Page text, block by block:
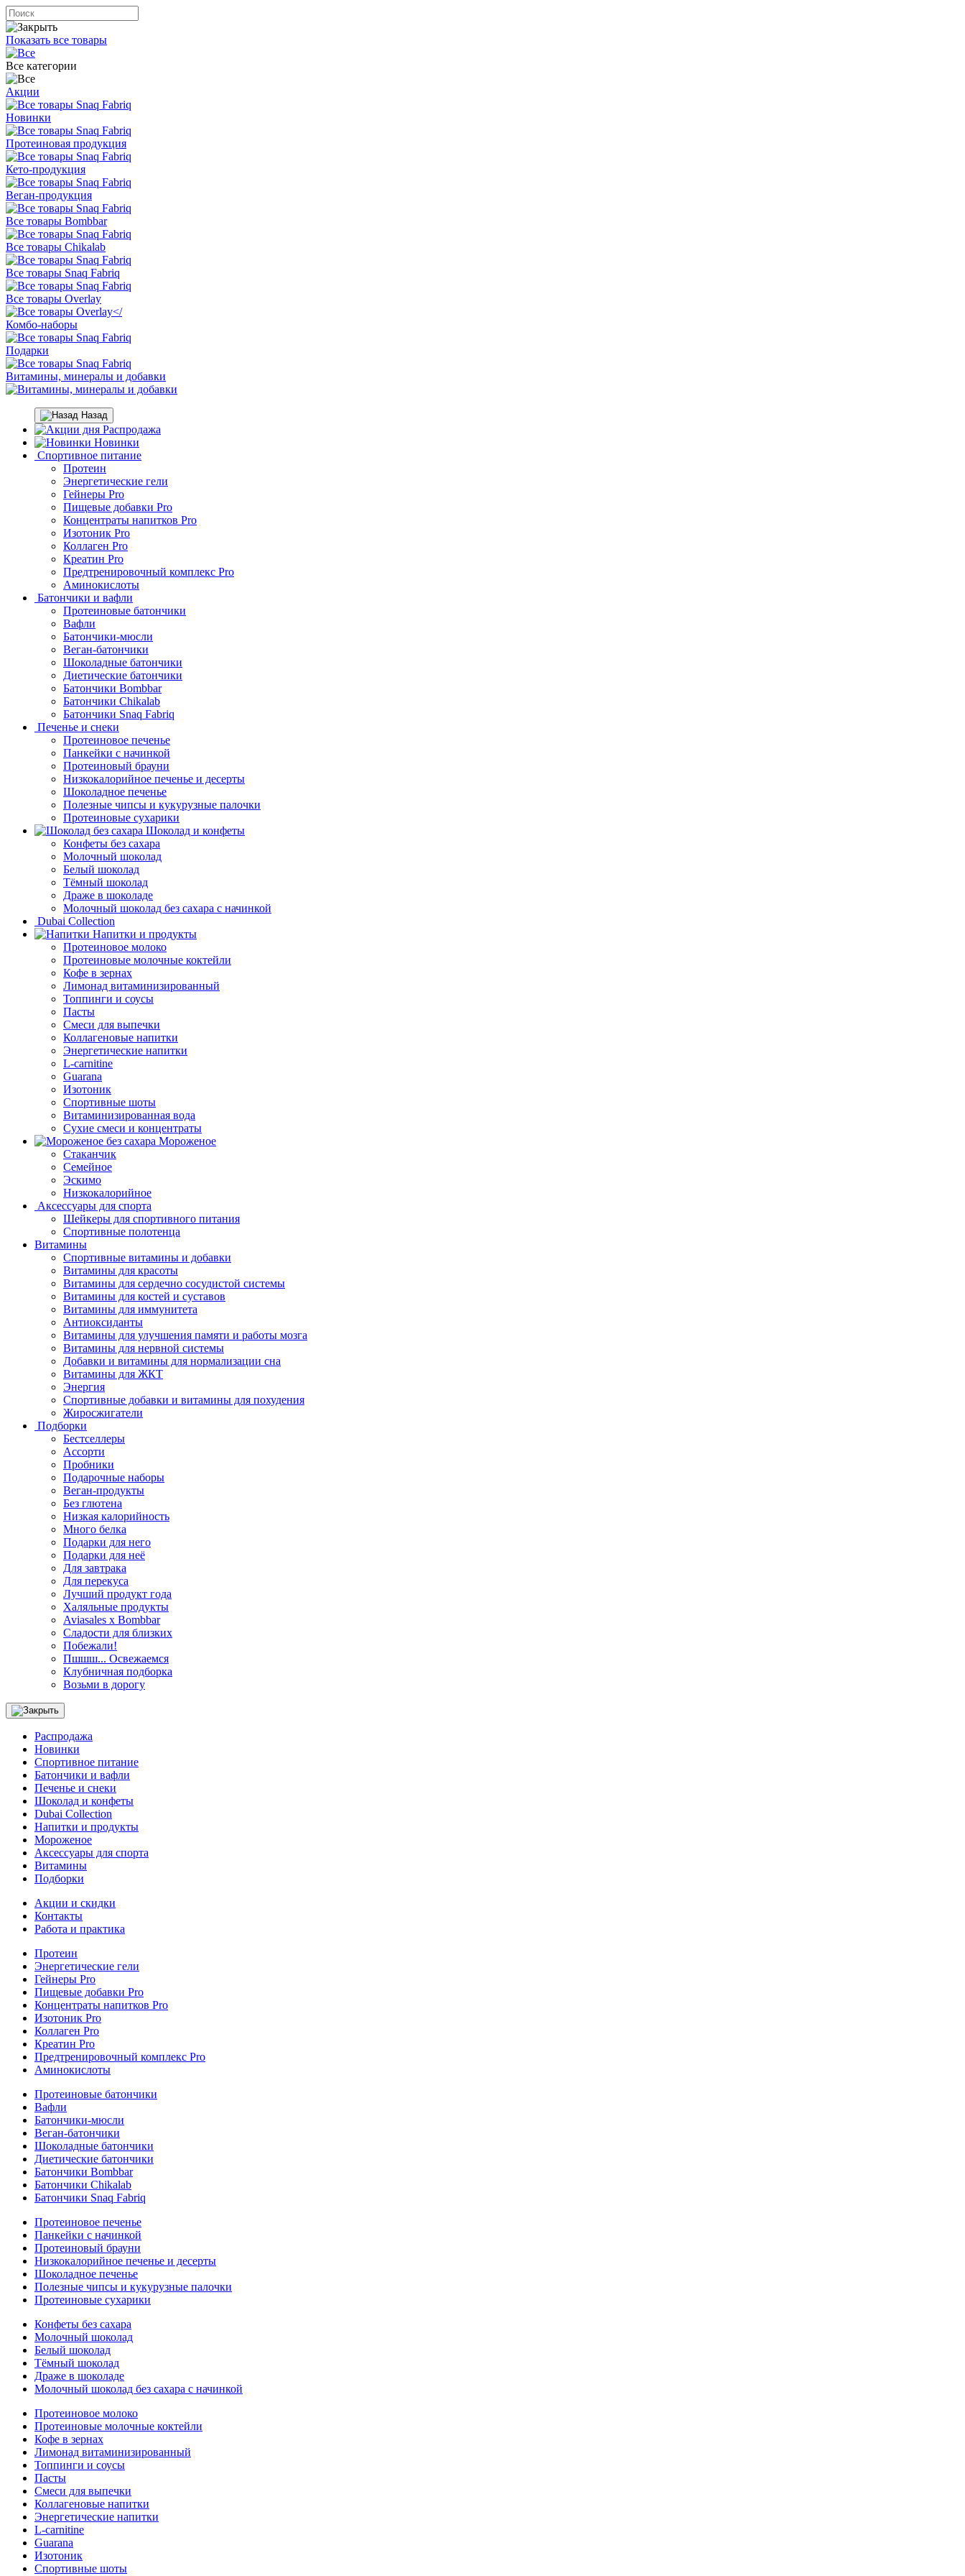
Показать все товары
Все категории
Акции
Новинки
Протеиновая продукция
Кето-продукция
Веган-продукция
Все товары Bombbar
Все товары Chikalab
Все товары Snaq Fabriq
Все товары Overlay
Комбо-наборы
Подарки
Витамины, минералы и добавки
Назад
Распродажа
Новинки
Спортивное питание
Протеин
Энергетические гели
Гейнеры Pro
Пищевые добавки Pro
Концентраты напитков Pro
Изотоник Pro
Коллаген Pro
Креатин Pro
Предтренировочный комплекс Pro
Аминокислоты
Батончики и вафли
Протеиновые батончики
Вафли
Батончики-мюсли
Веган-батончики
Шоколадные батончики
Диетические батончики
Батончики Bombbar
Батончики Chikalab
Батончики Snaq Fabriq
Печенье и снеки
Протеиновое печенье
Панкейки с начинкой
Протеиновый брауни
Низкокалорийное печенье и десерты
Шоколадное печенье
Полезные чипсы и кукурузные палочки
Протеиновые сухарики
Шоколад и конфеты
Конфеты без сахара
Молочный шоколад
Белый шоколад
Тёмный шоколад
Драже в шоколаде
Молочный шоколад без сахара с начинкой
Dubai Collection
Напитки и продукты
Протеиновое молоко
Протеиновые молочные коктейли
Кофе в зернах
Лимонад витаминизированный
Топпинги и соусы
Пасты
Смеси для выпечки
Коллагеновые напитки
Энергетические напитки
L-carnitine
Guarana
Изотоник
Спортивные шоты
Витаминизированная вода
Сухие смеси и концентраты
Мороженое
Стаканчик
Семейное
Эскимо
Низкокалорийное
Аксессуары для спорта
Шейкеры для спортивного питания
Спортивные полотенца
Витамины
Спортивные витамины и добавки
Витамины для красоты
Витамины для сердечно сосудистой системы
Витамины для костей и суставов
Витамины для иммунитета
Антиоксиданты
Витамины для улучшения памяти и работы мозга
Витамины для нервной системы
Добавки и витамины для нормализации сна
Витамины для ЖКТ
Энергия
Спортивные добавки и витамины для похудения
Жиросжигатели
Подборки
Бестселлеры
Ассорти
Пробники
Подарочные наборы
Веган-продукты
Без глютена
Низкая калорийность
Много белка
Подарки для него
Подарки для неё
Для завтрака
Для перекуса
Лучший продукт года
Халяльные продукты
Aviasales x Bombbar
Сладости для близких
Побежали!
Пшшш... Освежаемся
Клубничная подборка
Возьми в дорогу
Распродажа
Новинки
Спортивное питание
Батончики и вафли
Печенье и снеки
Шоколад и конфеты
Dubai Collection
Напитки и продукты
Мороженое
Аксессуары для спорта
Витамины
Подборки
Акции и скидки
Контакты
Работа и практика
Протеин
Энергетические гели
Гейнеры Pro
Пищевые добавки Pro
Концентраты напитков Pro
Изотоник Pro
Коллаген Pro
Креатин Pro
Предтренировочный комплекс Pro
Аминокислоты
Протеиновые батончики
Вафли
Батончики-мюсли
Веган-батончики
Шоколадные батончики
Диетические батончики
Батончики Bombbar
Батончики Chikalab
Батончики Snaq Fabriq
Протеиновое печенье
Панкейки с начинкой
Протеиновый брауни
Низкокалорийное печенье и десерты
Шоколадное печенье
Полезные чипсы и кукурузные палочки
Протеиновые сухарики
Конфеты без сахара
Молочный шоколад
Белый шоколад
Тёмный шоколад
Драже в шоколаде
Молочный шоколад без сахара с начинкой
Протеиновое молоко
Протеиновые молочные коктейли
Кофе в зернах
Лимонад витаминизированный
Топпинги и соусы
Пасты
Смеси для выпечки
Коллагеновые напитки
Энергетические напитки
L-carnitine
Guarana
Изотоник
Спортивные шоты